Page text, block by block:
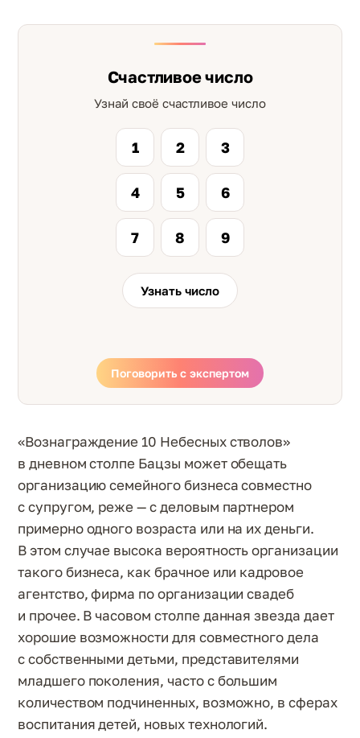
Счастливое число
Узнай своё счастливое число
1 2 3
4 5 6
7 8 9
Узнать число
Поговорить с экспертом
«Вознаграждение 10 Небесных стволов»
в дневном столпе Бацзы может обещать
организацию семейного бизнеса совместно
с супругом, реже — с деловым партнером
примерно одного возраста или на их деньги.
В этом случае высока вероятность организации
такого бизнеса, как брачное или кадровое
агентство, фирма по организации свадеб
и прочее. В часовом столпе данная звезда дает
хорошие возможности для совместного дела
с собственными детьми, представителями
младшего поколения, часто с большим
количеством подчиненных, возможно, в сферах
воспитания детей, новых технологий.